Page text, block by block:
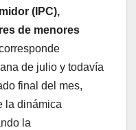
(IPC),
de menores
de julio y todavía
final del mes,
la dinámica
la